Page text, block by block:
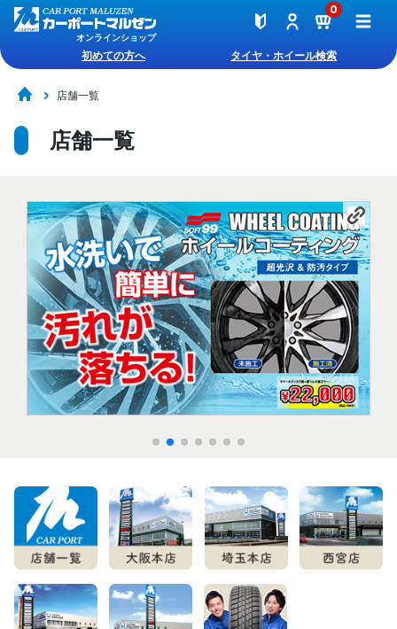
オンラインショップ
0
初めての方へ タイヤ・ホイール検索
店舗一覧
店舗一覧